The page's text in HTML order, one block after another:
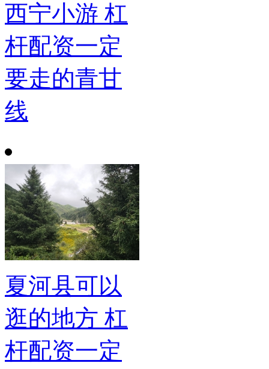
西宁小游 杠
杆配资一定
要走的青甘
线
夏河县可以
逛的地方 杠
杆配资一定